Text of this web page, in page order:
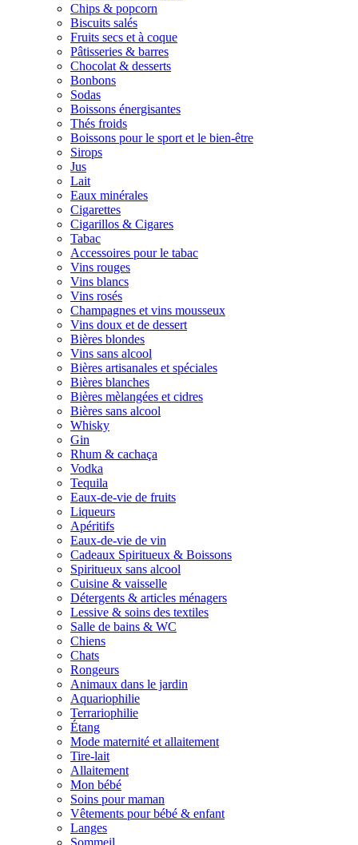
Chips & popcorn
Biscuits salés
Fruits secs et à coque
Pâtisseries & barres
Chocolat & desserts
Bonbons
Sodas
Boissons énergisantes
Thés froids
Boissons pour le sport et le bien-être
Sirops
Jus
Lait
Eaux minérales
Cigarettes
Cigarillos & Cigares
Tabac
Accessoires pour le tabac
Vins rouges
Vins blancs
Vins rosés
Champagnes et vins mousseux
Vins doux et de dessert
Bières blondes
Vins sans alcool
Bières artisanales et spéciales
Bières blanches
Bières mèlangées et cidres
Bières sans alcool
Whisky
Gin
Rhum & cachaça
Vodka
Tequila
Eaux-de-vie de fruits
Liqueurs
Apéritifs
Eaux-de-vie de vin
Cadeaux Spiritueux & Boissons
Spiritueux sans alcool
Cuisine & vaisselle
Détergents & articles ménagers
Lessive & soins des textiles
Salle de bains & WC
Chiens
Chats
Rongeurs
Animaux dans le jardin
Aquariophilie
Terrariophilie
Étang
Mode maternité et allaitement
Tire-lait
Allaitement
Mon bébé
Soins pour maman
Vêtements pour bébé & enfant
Langes
Sommeil